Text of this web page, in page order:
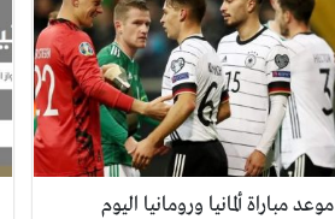
موعد مباراة ألمانيا ورومانيا اليوم